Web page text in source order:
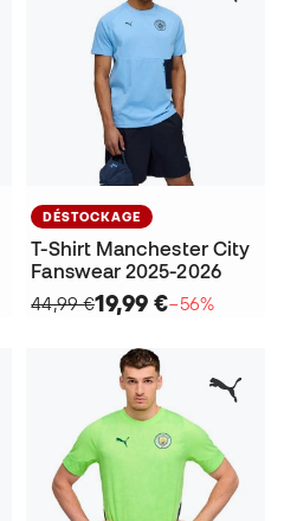
DÉSTOCKAGE
T-Shirt Manchester City
Fanswear 2025-2026
44,99 €19,99 €−56%